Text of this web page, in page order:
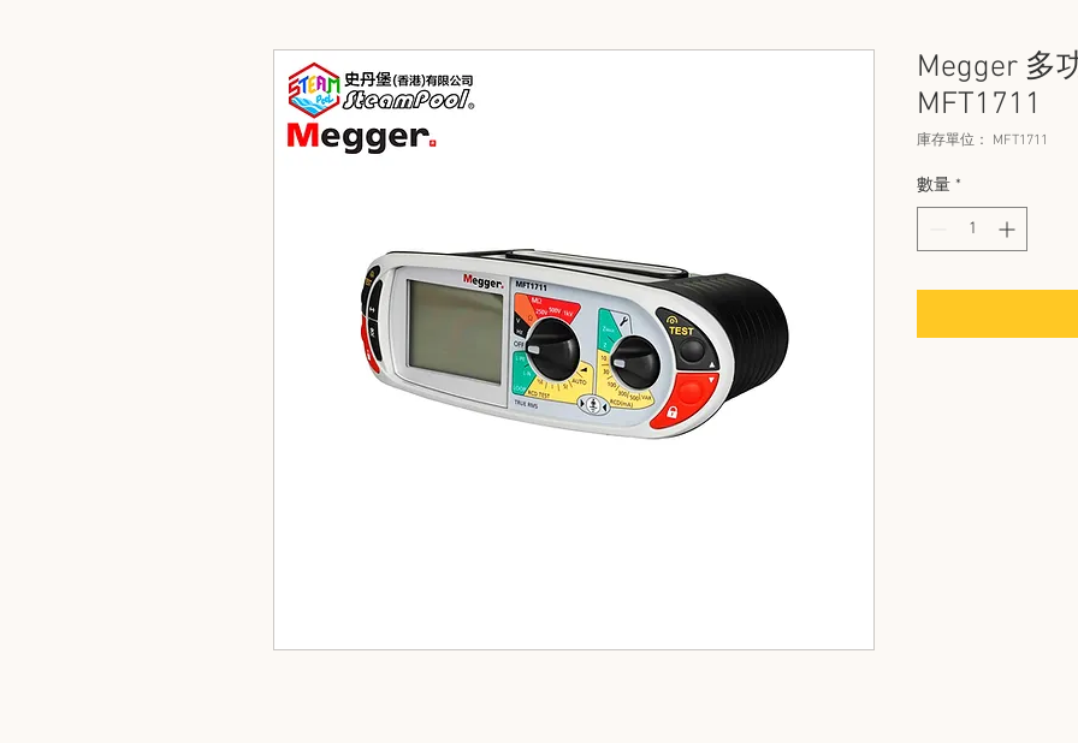
Megger 多
MFT1711
庫存單位： MFT1711
數量 *